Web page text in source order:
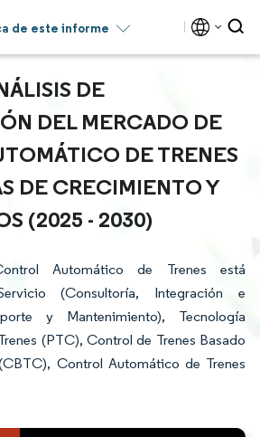
de este informe
DE
DEL MERCADO DE
DE TRENES
DE CRECIMIENTO Y
(2025 - 2030)
Automático de Trenes está
(Consultoría, Integración e
y Mantenimiento), Tecnología
(PTC), Control de Trenes Basado
Control Automático de Trenes